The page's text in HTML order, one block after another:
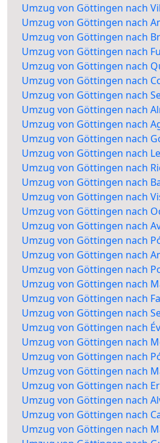
Umzug von Göttingen nach
Umzug von Göttingen nach
Umzug von Göttingen nach
Umzug von Göttingen nach
Umzug von Göttingen nach
Umzug von Göttingen nach
Umzug von Göttingen nach
Umzug von Göttingen nach
Umzug von Göttingen nach
Umzug von Göttingen nach
Umzug von Göttingen nach
Umzug von Göttingen nach
Umzug von Göttingen nach
Umzug von Göttingen nach
Umzug von Göttingen nach
Umzug von Göttingen nach
Umzug von Göttingen nach
Umzug von Göttingen nach
Umzug von Göttingen nach
Umzug von Göttingen nach
Umzug von Göttingen nach
Umzug von Göttingen nach
Umzug von Göttingen nach
Umzug von Göttingen nach
Umzug von Göttingen nach
Umzug von Göttingen nach
Umzug von Göttingen nach
Umzug von Göttingen nach
Umzug von Göttingen nach
Umzug von Göttingen nach